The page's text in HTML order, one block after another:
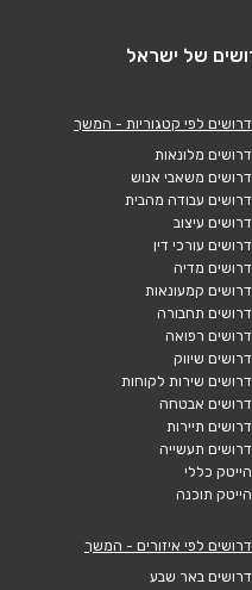
דרושים לפי קטגוריות - המשך
דרושים מלונאות
דרושים משאבי אנוש
דרושים עבודה מהבית
דרושים עיצוב
דרושים עורכי דין
דרושים מדיה
דרושים קמעונאות
דרושים תחבורה
דרושים רפואה
דרושים שיווק
דרושים שירות לקוחות
דרושים אבטחה
דרושים תיירות
דרושים תעשייה
הייטק כללי
הייטק תוכנה
דרושים לפי איזורים - המשך
דרושים באר שבע